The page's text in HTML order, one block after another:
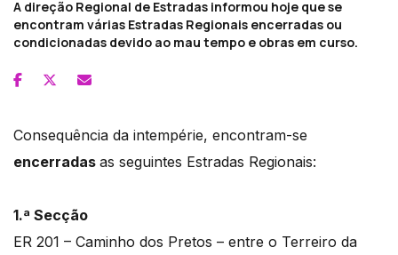
A direção Regional de Estradas informou hoje que se
encontram várias Estradas Regionais encerradas ou
condicionadas devido ao mau tempo e obras em curso.
Consequência da intempérie, encontram-se
encerradas as seguintes Estradas Regionais:
1.ª Secção
ER 201 – Caminho dos Pretos – entre o Terreiro da